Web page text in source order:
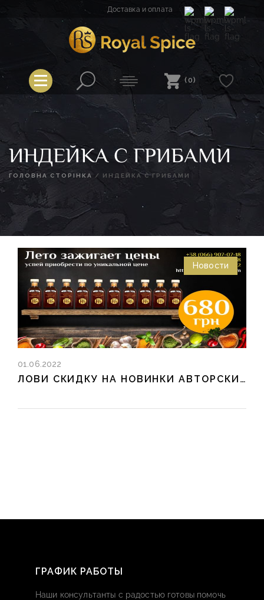
Доставка и оплата
Royal Spice
(0)
ИНДЕЙКА С ГРИБАМИ
ГОЛОВНА СТОРІНКА / ИНДЕЙКА С ГРИБАМИ
Новости
01.06.2022
ЛОВИ СКИДКУ НА НОВИНКИ АВТОРСКИХ АРОМАТИЗАТОРОВ
ГРАФИК РАБОТЫ
Наши консультанты с радостью готовы помочь